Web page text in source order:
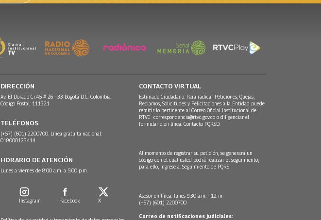
DIRECCIÓN
Av. El Dorado Cr.45 # 26 - 33 Bogotá D.C. Colombia.
Código Postal: 111321
TELÉFONOS
(+57) (601) 2200700. Línea gratuita nacional:
018000123414
HORARIO DE ATENCIÓN
Lunes a viernes de 8:00 a.m. a 5:00 p.m.
Instagram Facebook X
CONTACTO VIRTUAL
Estimado Ciudadano: Para radicar Peticiones, Quejas,
Reclamos, Solicitudes y Felicitaciones a la Entidad puede
remitir lo pertinente al Correo Oficial Institucional de
RTVC correspondencia@rtvc.gov.co o diligenciar el
formulario en línea: Contacto PQRSD.
Al momento de registrar su petición, se generará un
código con el cual usted podrá realizar el seguimiento,
para ello, ingrese a: Seguimiento de PQRS
Asesor en línea: lunes 9:30 a.m. - 12 m
(+57) (601) 2200700
Correo de notificaciones judiciales: